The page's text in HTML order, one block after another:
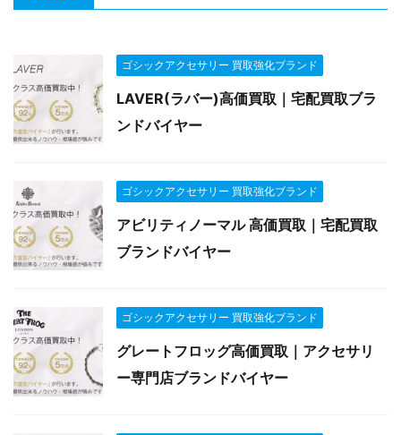
ゴシックアクセサリー 買取強化ブランド
LAVER(ラバー)高価買取｜宅配買取ブラ
ンドバイヤー
ゴシックアクセサリー 買取強化ブランド
アビリティノーマル 高価買取｜宅配買取
ブランドバイヤー
ゴシックアクセサリー 買取強化ブランド
グレートフロッグ高価買取｜アクセサリ
ー専門店ブランドバイヤー